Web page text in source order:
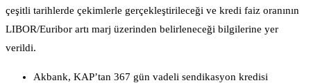
çeşitli tarihlerde çekimlerle gerçekleştirileceği ve kredi faiz oranının
LIBOR/Euribor artı marj üzerinden belirleneceği bilgilerine yer
verildi.
Akbank, KAP’tan 367 gün vadeli sendikasyon kredisi